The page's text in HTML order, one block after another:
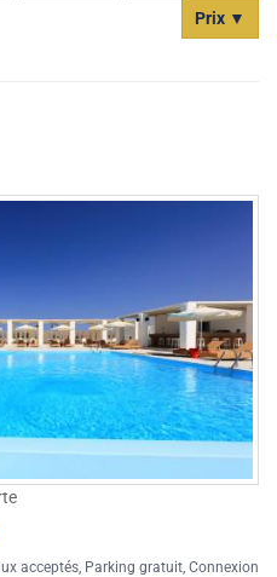
Prix ▼
acceptés Parking gratuit Connexion